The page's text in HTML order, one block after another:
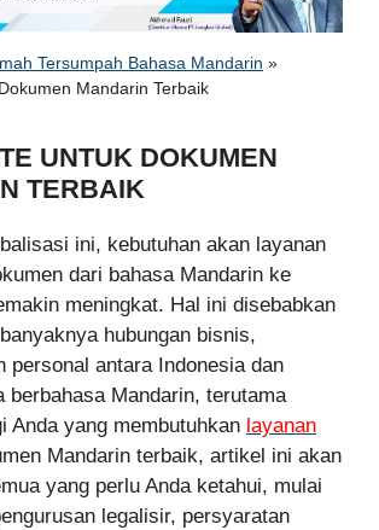
Tersumpah Bahasa Mandarin »
Mandarin Terbaik
UNTUK DOKUMEN
TERBAIK
ini, kebutuhan akan layanan
dari bahasa Mandarin ke
meningkat. Hal ini disebabkan
hubungan bisnis,
personal antara Indonesia dan
berbahasa Mandarin, terutama
Anda yang membutuhkan layanan
Mandarin terbaik, artikel ini akan
yang perlu Anda ketahui, mulai
legalisir, persyaratan